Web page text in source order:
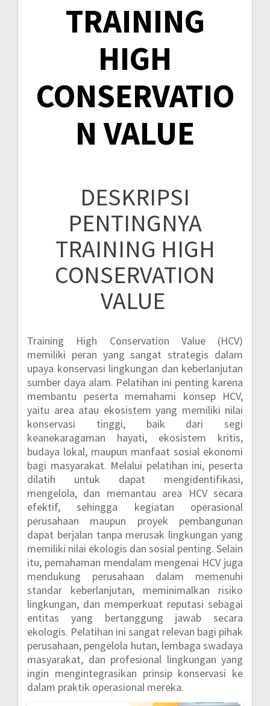
TRAINING
HIGH
CONSERVATIO
N VALUE
DESKRIPSI
PENTINGNYA
TRAINING HIGH
CONSERVATION
VALUE
Training High Conservation Value (HCV)
memiliki peran yang sangat strategis dalam
upaya konservasi lingkungan dan keberlanjutan
sumber daya alam. Pelatihan ini penting karena
membantu peserta memahami konsep HCV,
yaitu area atau ekosistem yang memiliki nilai
konservasi tinggi, baik dari segi
keanekaragaman hayati, ekosistem kritis,
budaya lokal, maupun manfaat sosial ekonomi
bagi masyarakat. Melalui pelatihan ini, peserta
dilatih untuk dapat mengidentifikasi,
mengelola, dan memantau area HCV secara
efektif, sehingga kegiatan operasional
perusahaan maupun proyek pembangunan
dapat berjalan tanpa merusak lingkungan yang
memiliki nilai ekologis dan sosial penting. Selain
itu, pemahaman mendalam mengenai HCV juga
mendukung perusahaan dalam memenuhi
standar keberlanjutan, meminimalkan risiko
lingkungan, dan memperkuat reputasi sebagai
entitas yang bertanggung jawab secara
ekologis. Pelatihan ini sangat relevan bagi pihak
perusahaan, pengelola hutan, lembaga swadaya
masyarakat, dan profesional lingkungan yang
ingin mengintegrasikan prinsip konservasi ke
dalam praktik operasional mereka.